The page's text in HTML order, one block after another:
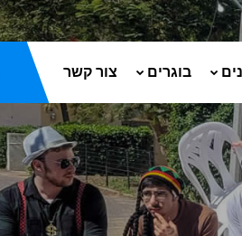
בוגרים צור קשר